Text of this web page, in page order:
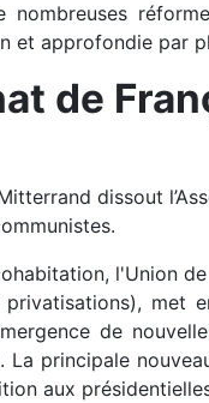
et approfondie par
de
dissout
l'Union
met
de
La principale
aux